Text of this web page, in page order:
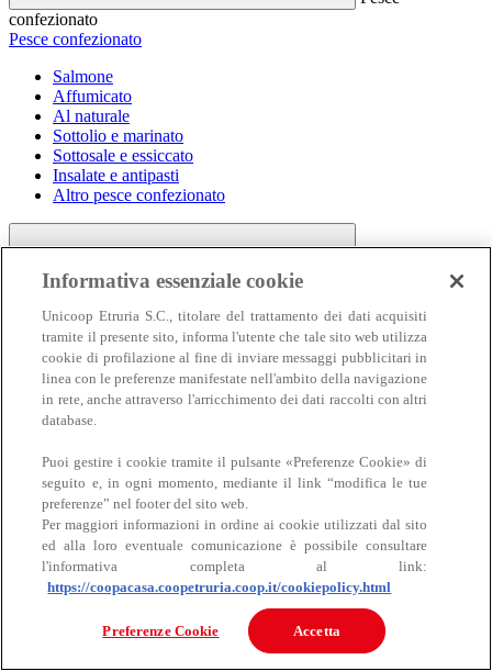
confezionato
Pesce confezionato
Salmone
Affumicato
Al naturale
Sottolio e marinato
Sottosale e essiccato
Insalate e antipasti
Altro pesce confezionato
Carne
Carne
Bovino
Informativa essenziale cookie
Unicoop Etruria S.C., titolare del trattamento dei dati acquisiti
tramite il presente sito, informa l'utente che tale sito web utilizza
cookie di profilazione al fine di inviare messaggi pubblicitari in
linea con le preferenze manifestate nell'ambito della navigazione
in rete, anche attraverso l'arricchimento dei dati raccolti con altri
database.
Puoi gestire i cookie tramite il pulsante «Preferenze Cookie» di
seguito e, in ogni momento, mediante il link “modifica le tue
preferenze” nel footer del sito web.
Per maggiori informazioni in ordine ai cookie utilizzati dal sito
ed alla loro eventuale comunicazione è possibile consultare
l'informativa completa al link:
https://coopacasa.coopetruria.coop.it/cookiepolicy.html
Preferenze Cookie Accetta